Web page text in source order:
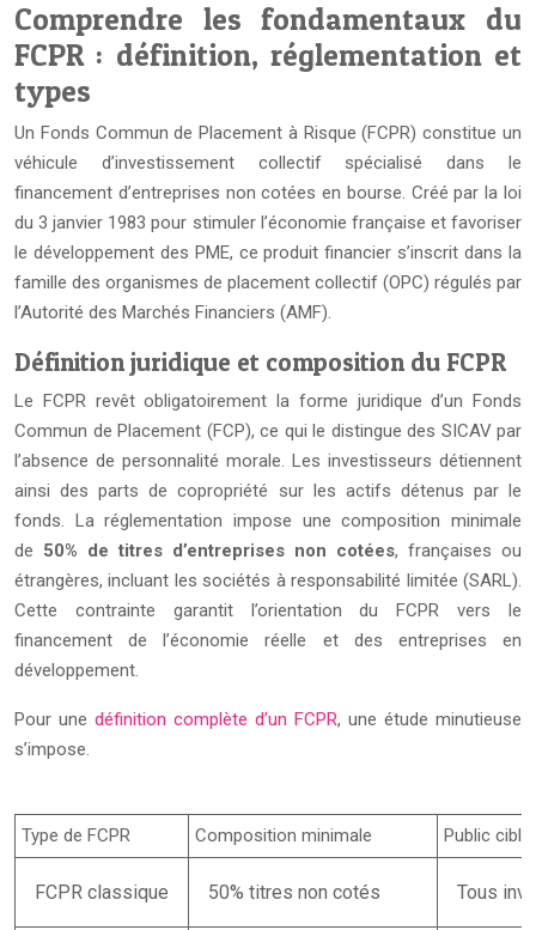
Comprendre les fondamentaux du
FCPR : définition, réglementation et
types
Un Fonds Commun de Placement à Risque (FCPR) constitue un
véhicule d’investissement collectif spécialisé dans le
financement d’entreprises non cotées en bourse. Créé par la loi
du 3 janvier 1983 pour stimuler l’économie française et favoriser
le développement des PME, ce produit financier s’inscrit dans la
famille des organismes de placement collectif (OPC) régulés par
l’Autorité des Marchés Financiers (AMF).
Définition juridique et composition du FCPR
Le FCPR revêt obligatoirement la forme juridique d’un Fonds
Commun de Placement (FCP), ce qui le distingue des SICAV par
l’absence de personnalité morale. Les investisseurs détiennent
ainsi des parts de copropriété sur les actifs détenus par le
fonds. La réglementation impose une composition minimale
de 50% de titres d’entreprises non cotées, françaises ou
étrangères, incluant les sociétés à responsabilité limitée (SARL).
Cette contrainte garantit l’orientation du FCPR vers le
financement de l’économie réelle et des entreprises en
développement.
Pour une définition complète d’un FCPR, une étude minutieuse
s’impose.
Type de FCPR Composition minimale Public cible
FCPR classique 50% titres non cotés Tous